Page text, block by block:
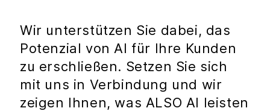
Wir unterstützen Sie dabei, das
Potenzial von AI für Ihre Kunden
zu erschließen. Setzen Sie sich
mit uns in Verbindung und wir
zeigen Ihnen, was ALSO AI leisten